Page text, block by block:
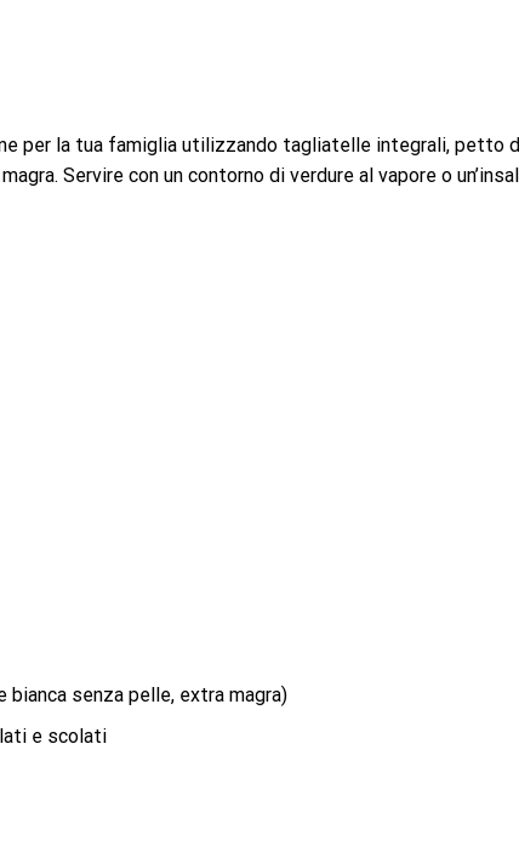
per la tua famiglia utilizzando tagliatelle integrali, petto
Servire con un contorno di verdure al vapore o
senza pelle, extra magra)
e scolati